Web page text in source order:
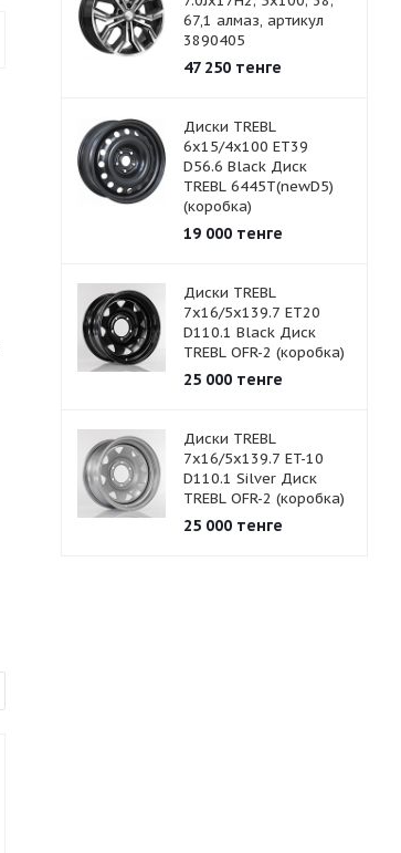
67,1 алмаз, артикул
3890405
47 250тенге
Диски TREBL
6x15/4x100 ET39
D56.6 Black Диск
TREBL 6445T(newD5)
(коробка)
19 000тенге
Диски TREBL
7x16/5x139.7 ET20
D110.1 Black Диск
TREBL OFR-2 (коробка)
25 000тенге
Диски TREBL
7x16/5x139.7 ET-10
D110.1 Silver Диск
TREBL OFR-2 (коробка)
25 000тенге